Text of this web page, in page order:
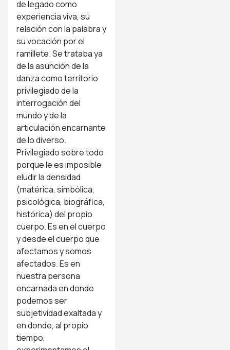
de legado como
experiencia viva, su
relación con la palabra y
su vocación por el
ramillete. Se trataba ya
de la asunción de la
danza como territorio
privilegiado de la
interrogación del
mundo y de la
articulación encarnante
de lo diverso.
Privilegiado sobre todo
porque le es imposible
eludir la densidad
(matérica, simbólica,
psicológica, biográfica,
histórica) del propio
cuerpo. Es en el cuerpo
y desde el cuerpo que
afectamos y somos
afectados. Es en
nuestra persona
encarnada en donde
podemos ser
subjetividad exaltada y
en donde, al propio
tiempo,